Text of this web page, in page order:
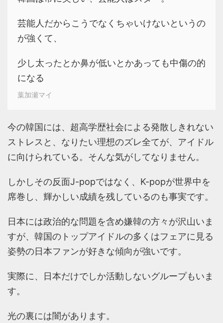
芸能人だからこうでなくちゃいけないというの
が強くて、
少し太ったとか鼻が低いとかあっても中傷の的
になる
葉加瀬マイ
今の韓国には、超高学歴社会による発散しきれない
ストレスと、なりたい理想のズレ全てが、アイドル
に向けられている。そんな気がしてなりません。
しかしその反面J-popではなく、K-popが世界中を
席巻し、輝かしい成績を残しているのも事実です。
日本には政治的な問題を含め嫌韓の方々が沢山いま
すが、韓国のトップアイドルの多くはフェアに見る
姿勢の日本ファンが好きな傾向が強いです。
実際に、日本だけでしか活動しないグループもいま
す。
光の裏には闇があります。